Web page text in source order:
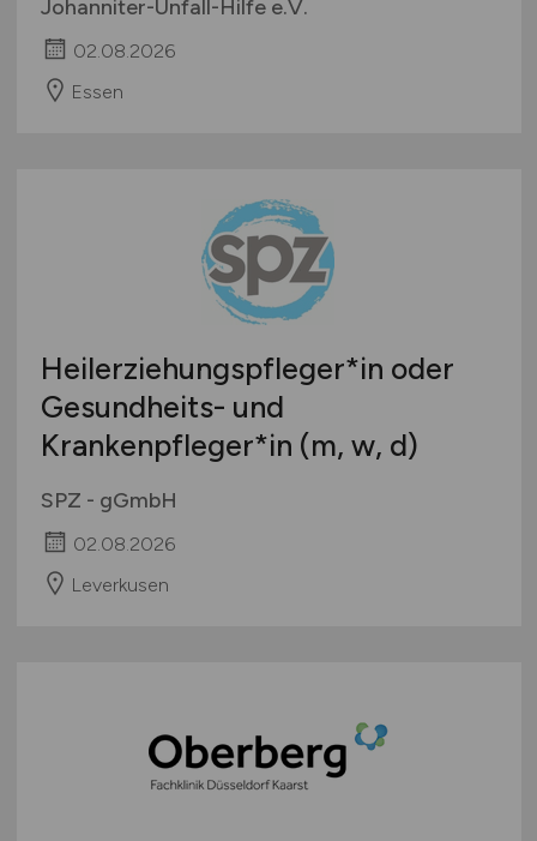
Johanniter-Unfall-Hilfe e.V.
02.08.2026
Essen
Heilerziehungspfleger*in oder
Gesundheits- und
Krankenpfleger*in (m, w, d)
SPZ - gGmbH
02.08.2026
Leverkusen